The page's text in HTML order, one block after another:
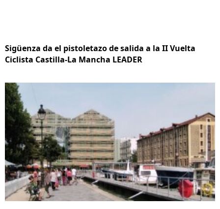
Sigüenza da el pistoletazo de salida a la II Vuelta
Ciclista Castilla-La Mancha LEADER